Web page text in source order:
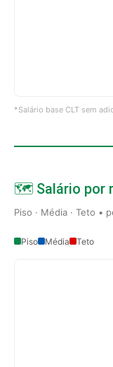
*Salário base CLT sem
🗺️ Salário por
Piso · Média · Teto •
Piso Média Teto